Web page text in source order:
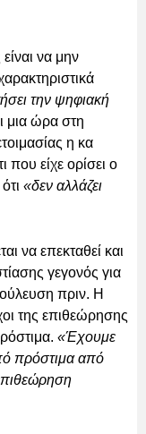
να μην
την ψηφιακή
μια ώρα στη
η κα
που είχε ορίσει ο
«δεν αλλάζει
να επεκταθεί και
γεγονός για
πριν. H
της επιθεώρησης
«Έχουμε
πρόστιμα από